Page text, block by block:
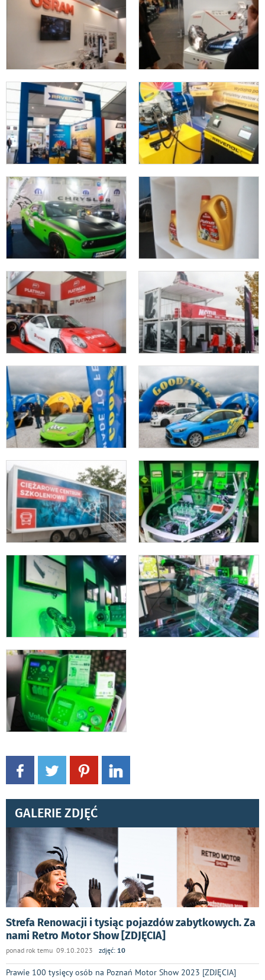
GALERIE ZDJĘĆ
Strefa Renowacji i tysiąc pojazdów zabytkowych. Za
nami Retro Motor Show [ZDJĘCIA]
ponad rok temu 09.10.2023 zdjęć: 10
Prawie 100 tysięcy osób na Poznań Motor Show 2023 [ZDJĘCIA]